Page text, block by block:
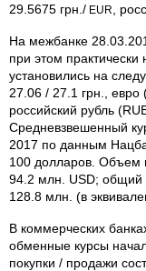
29.5675 грн./ EUR ,
На межбанке
при этом
установились на
27.06 / 27.1 грн., евро
российский рубль
Средневзвешенный
2017 по данным
100 долларов. Объем
94.2 млн. USD; общий
128.8 млн. (в
В коммерческих
обменные курсы
покупки / продажи